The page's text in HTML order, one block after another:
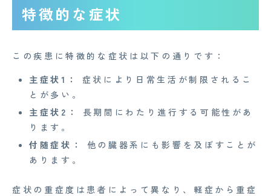
特徴的な症状
この疾患に特徴的な症状は以下の通りです：
主症状1：
症状により日常生活が制限されるこ
とが多い。
主症状2：
長期間にわたり進行する可能性があ
ります。
付随症状：
他の臓器系にも影響を及ぼすことが
あります。
症状の重症度は患者によって異なり、軽症から重症